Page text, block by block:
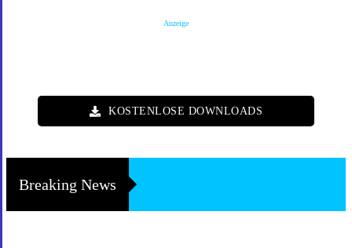
Anzeige
KOSTENLOSE DOWNLOADS
Breaking News